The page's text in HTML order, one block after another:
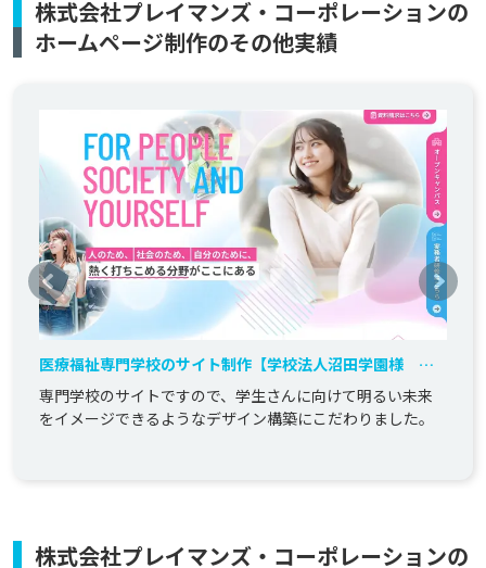
株式会社プレイマンズ・コーポレーションの
ホームページ制作のその他実績
医療福祉専門学校のサイト制作【学校法人沼田学園様 筑
波医療福祉専門学校】
専門学校のサイトですので、学生さんに向けて明るい未来
をイメージできるようなデザイン構築にこだわりました。
株式会社プレイマンズ・コーポレーションの